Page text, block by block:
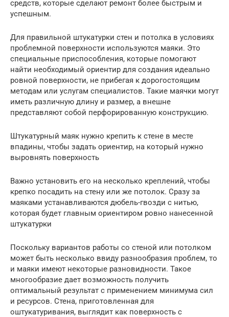
средств, которые сделают ремонт более быстрым и
успешным.
Для правильной штукатурки стен и потолка в условиях
проблемной поверхности используются маяки. Это
специальные приспособления, которые помогают
найти необходимый ориентир для создания идеально
ровной поверхности, не прибегая к дорогостоящим
методам или услугам специалистов. Такие маячки могут
иметь различную длину и размер, а внешне
представляют собой перфорированную конструкцию.
Штукатурный маяк нужно крепить к стене в месте
впадины, чтобы задать ориентир, на который нужно
выровнять поверхность
Важно установить его на несколько креплений, чтобы
крепко посадить на стену или же потолок. Сразу за
маяками устанавливаются дюбель-гвозди с нитью,
которая будет главным ориентиром ровно нанесенной
штукатурки
Поскольку вариантов работы со стеной или потолком
может быть несколько ввиду разнообразия проблем, то
и маяки имеют некоторые разновидности. Такое
многообразие дает возможность получить
оптимальный результат с применением минимума сил
и ресурсов. Стена, приготовленная для
оштукатуривания, выглядит как поверхность с